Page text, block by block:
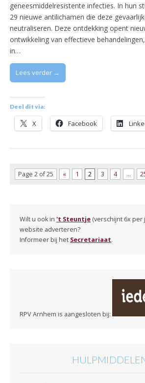
geneesmiddelresistente infecties. In hun
29 nieuwe antilichamen die deze
neutraliseren. Deze ontdekking opent
ontwikkeling van effectieve
in…
Lees verder →
Deel dit via:
X Facebook
Page 2 of 25 « 1 2 3 4 …
Wilt u ook in 't Steuntje (verschijnt 6x per
website adverteren?
Informeer bij het Secretariaat.
RPV Arnhem is aangesloten bij: